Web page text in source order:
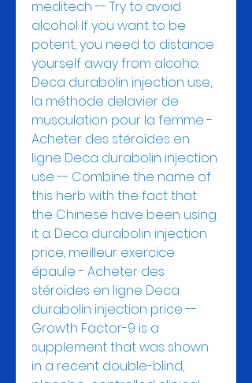
meditech -- Try to avoid
alcohol If you want to be
potent, you need to distance
yourself away from alcoho.
Deca durabolin injection use,
la méthode delavier de
musculation pour la femme -
Acheter des stéroïdes en
ligne Deca durabolin injection
use -- Combine the name of
this herb with the fact that
the Chinese have been using
it a. Deca durabolin injection
price, meilleur exercice
épaule - Acheter des
stéroïdes en ligne Deca
durabolin injection price --
Growth Factor-9 is a
supplement that was shown
in a recent double-blind,